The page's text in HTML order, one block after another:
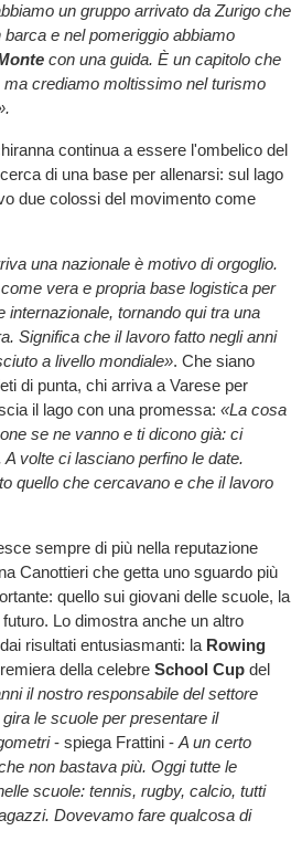
un gruppo arrivato da Zurigo che
e nel pomeriggio abbiamo
con una guida. È un capitolo che
crediamo moltissimo nel turismo
continua a essere l'ombelico del
di una base per allenarsi: sul lago
due colossi del movimento come
una nazionale è motivo di orgoglio.
vera e propria base logistica per
internazionale, tornando qui tra una
Significa che il lavoro fatto negli anni
a livello mondiale». Che siano
di punta, chi arriva a Varese per
il lago con una promessa: «La cosa
se ne vanno e ti dicono già: ci
A volte ci lasciano perfino le date.
quello che cercavano e che il lavoro
sempre di più nella reputazione
Canottieri che getta uno sguardo più
quello sui giovani delle scuole, la
Lo dimostra anche un altro
risultati entusiasmanti: la Rowing
della celebre School Cupdel
il nostro responsabile del settore
le scuole per presentare il
- spiega Frattini - A un certo
non bastava più. Oggi tutte le
scuole: tennis, rugby, calcio, tutti
Dovevamo fare qualcosa di